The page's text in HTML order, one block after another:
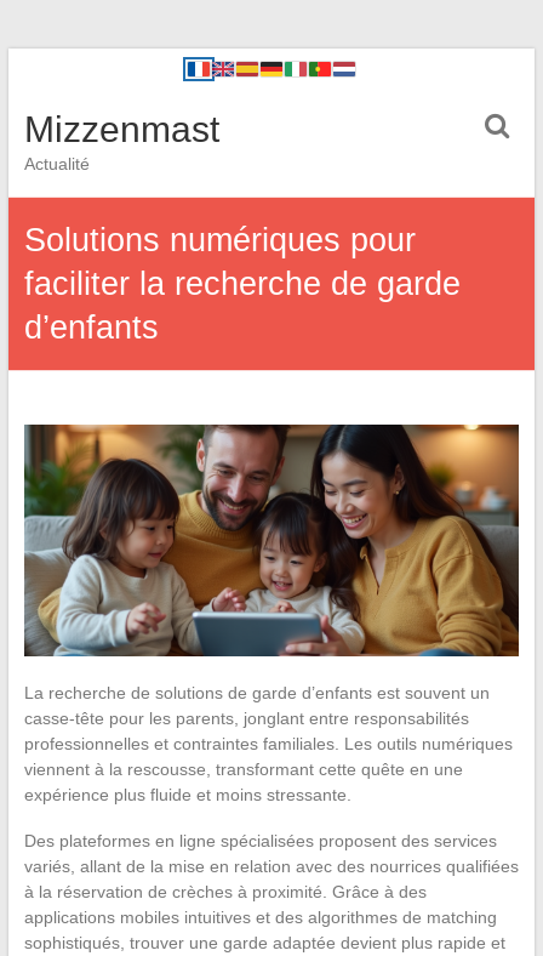
Mizzenmast
Actualité
Solutions numériques pour
faciliter la recherche de garde
d’enfants
La recherche de solutions de garde d’enfants est souvent un
casse-tête pour les parents, jonglant entre responsabilités
professionnelles et contraintes familiales. Les outils numériques
viennent à la rescousse, transformant cette quête en une
expérience plus fluide et moins stressante.
Des plateformes en ligne spécialisées proposent des services
variés, allant de la mise en relation avec des nourrices qualifiées
à la réservation de crèches à proximité. Grâce à des
applications mobiles intuitives et des algorithmes de matching
sophistiqués, trouver une garde adaptée devient plus rapide et